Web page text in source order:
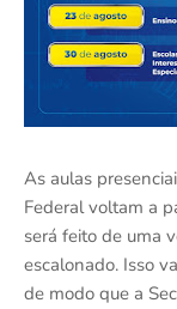
As aulas
Federal voltam a
será feito de uma
escalonado. Isso
de modo que a